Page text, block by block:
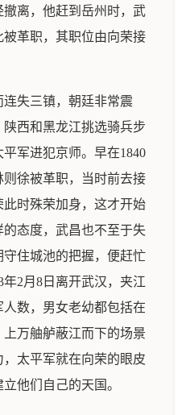
离，他赶到岳州时，武
革职，其职位由向荣接
连失三镇，朝廷非常震
西和黑龙江挑选骑兵步
军进犯京师。早在1840
徐被革职，当时前去接
时殊荣加身，这才开始
态度，武昌也不至于失
住城池的把握，便赶忙
2月8日离开武汉，夹江
数，男女老幼都包括在
万舳舻蔽江而下的场景
太平军就在向荣的眼皮
他们自己的天国。